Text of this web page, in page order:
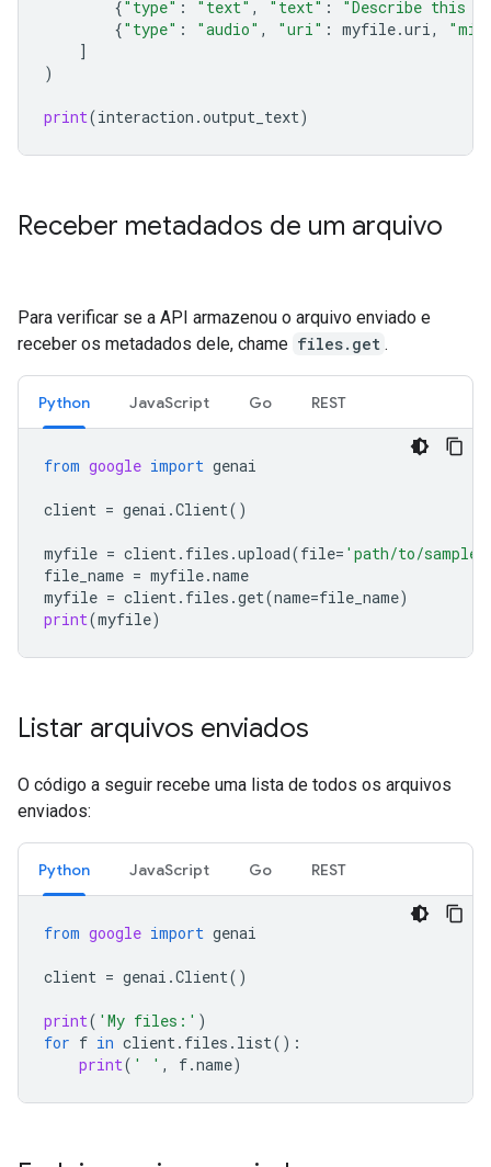
{"type" : "text" , "text" :
"Describe this
{"type" : "audio" , "uri" : myfile.uri,
]
)
print(interaction .output_text)
Receber metadados de um arquivo
Para verificar se a API armazenou o arquivo enviado e
receber os metadados dele, chame files.get .
Python JavaScript Go REST
from google import genai
client = genai .Client()
myfile = client. files .upload(file= 'path/to/
file_name = myfile.name
myfile = client. files .get(name=file_name)
print(myfile)
Listar arquivos enviados
O código a seguir recebe uma lista de todos os arquivos
enviados:
Python JavaScript Go REST
from google import genai
client = genai .Client()
print( 'My files:' )
for f in client. files . list():
print( ' ' , f.name)